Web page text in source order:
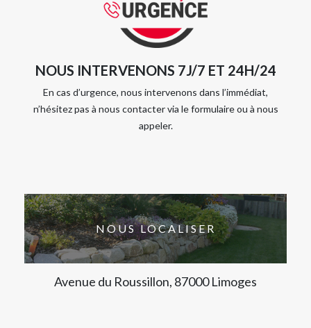
NOUS INTERVENONS 7J/7 ET 24H/24
En cas d’urgence, nous intervenons dans l’immédiat,
n’hésitez pas à nous contacter via le formulaire ou à nous
appeler.
NOUS LOCALISER
Avenue du Roussillon, 87000 Limoges